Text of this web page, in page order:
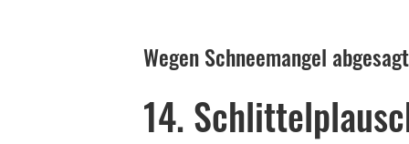
Wegen Schneemangel abgesagt
14.